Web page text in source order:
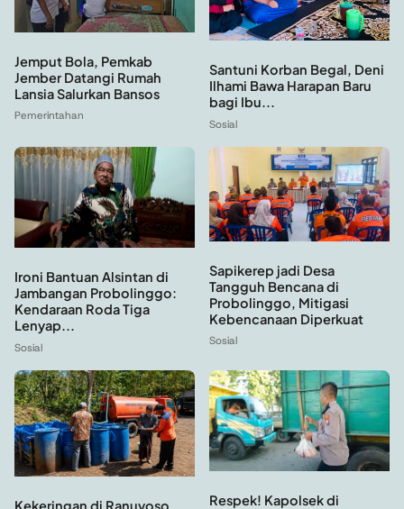
Jemput Bola, Pemkab
Jember Datangi Rumah
Lansia Salurkan Bansos
Pemerintahan
Santuni Korban Begal, Deni
Ilhami Bawa Harapan Baru
bagi Ibu...
Sosial
Ironi Bantuan Alsintan di
Jambangan Probolinggo:
Kendaraan Roda Tiga
Lenyap...
Sosial
Sapikerep jadi Desa
Tangguh Bencana di
Probolinggo, Mitigasi
Kebencanaan Diperkuat
Sosial
Kekeringan di Ranuyoso,
Respek! Kapolsek di